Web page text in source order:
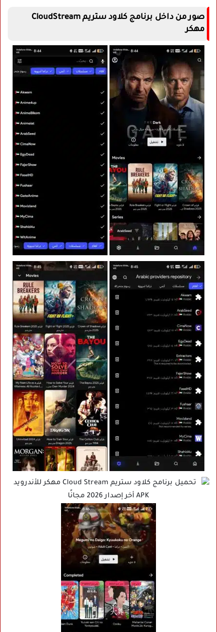
صور من داخل برنامج كلاود ستريم CloudStream
مهكر